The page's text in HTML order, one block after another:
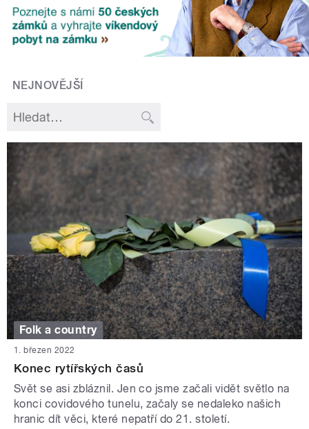
NEJNOVĚJŠÍ
Folk a country
1. březen 2022
Konec rytířských časů
Svět se asi zbláznil. Jen co jsme začali vidět světlo na
konci covidového tunelu, začaly se nedaleko našich
hranic dít věci, které nepatří do 21. století.